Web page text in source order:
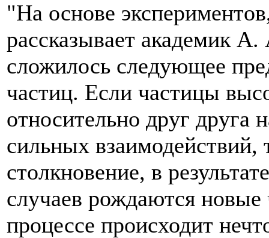
"На основе
рассказывает академик
сложилось следующее
частиц. Если частицы
относительно друг друга
сильных взаимодействий,
столкновение, в
случаев рождаются
процессе происходит